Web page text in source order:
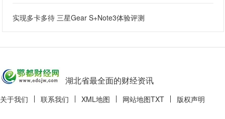
实现多卡多待 三星Gear S+Note3体验评测
湖北省最全面的财经资讯
关于我们 联系我们 XML地图 网站地图TXT 版权声明